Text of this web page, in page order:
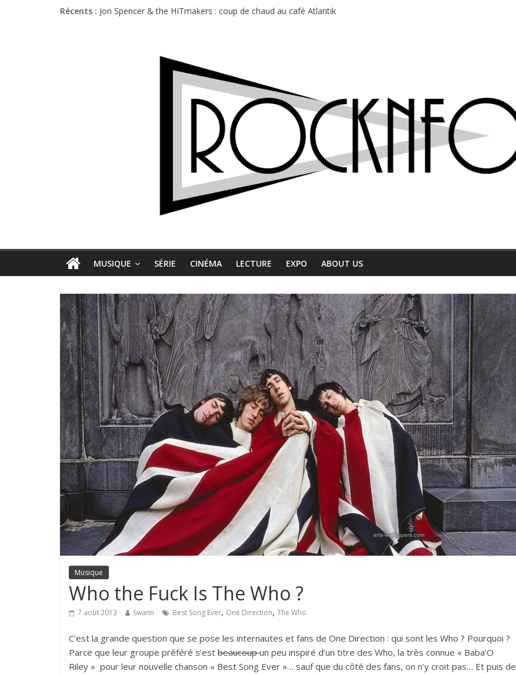
Récents : Jon Spencer & the HITmakers : coup de chaud au café Atlantik
Charlie Puth à l’Olympia : la leçon de pop du Professeur Puth
MUSIQUE SÉRIE CINÉMA LECTURE EXPO ABOUT US
Musique
Who the Fuck Is The Who ?
7 août 2013 Swann Best Song Ever, One Direction, The Who
C’est la grande question que se pose les internautes et fans de One Direction : qui sont les Who ? Pourquoi ?
Parce que leur groupe préféré s’est beaucoupun peu inspiré d’un titre des Who, la très connue « Baba’O
Riley » pour leur nouvelle chanson « Best Song Ever »… sauf que du côté des fans, on n’y croit pas… Et puis de